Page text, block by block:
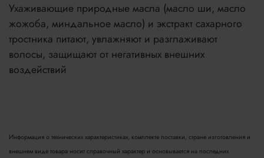
Ухаживающие природные масла (масло ши, масло
жожоба, миндальное масло) и экстракт сахарного
тростника питают, увлажняют и разглаживают
волосы, защищают от негативных внешних
воздействий
Информация о технических характеристиках, комплекте поставки, стране изготовления и
внешнем виде товара носит справочный характер и основывается на последних